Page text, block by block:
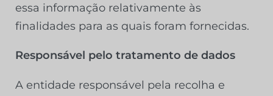
essa informação relativamente às
finalidades para as quais foram fornecidas.
Responsável pelo tratamento de dados
A entidade responsável pela recolha e